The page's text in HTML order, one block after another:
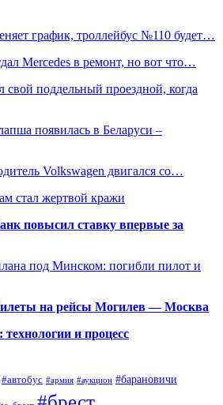
график, троллейбус №110 будет…
Mercedes в ремонт, но вот что…
свой поддельный проездной, когда
появилась в Беларуси –
Volkswagen двигался со…
стал жертвой кражи
повысил ставку впервые за
под Минском: погибли пилот и
на рейсы Могилев — Москва
и процесс
#автобус #армия #аукцион #барановичи